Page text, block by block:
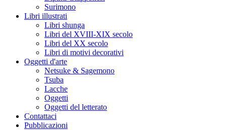
Surimono
Libri illustrati
Libri shunga
Libri del XVIII-XIX secolo
Libri del XX secolo
Libri di motivi decorativi
Oggetti d'arte
Netsuke & Sagemono
Tsuba
Lacche
Oggetti
Oggetti del letterato
Contattaci
Pubblicazioni